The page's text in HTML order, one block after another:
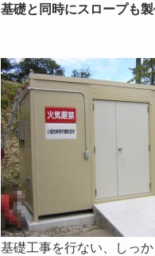
基礎と同時にスロープも
基礎工事を行ない、しっ